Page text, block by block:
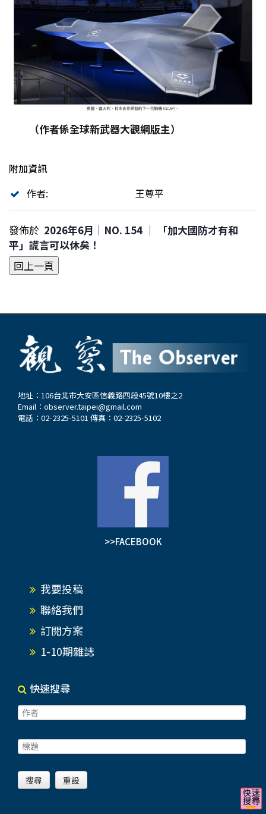
（作者係全球新武器大觀網版主）
附加資訊
作者:
王尊平
發佈於 2026年6月｜NO. 154 │ 「加大國防才有和
平」謊言可以休矣！
地址：106台北市大安區信義路四段45號10樓之2
Email： observer.taipei@gmail.com
電話：02-2325-5101 傳真：02-2325-5102
>>FACEBOOK
我要投稿
聯絡我們
訂閱方案
1-10期雜誌
快速搜尋